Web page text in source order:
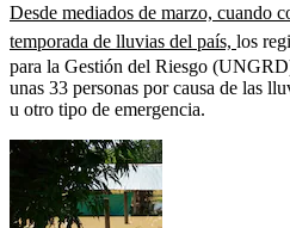
Desde mediados de marzo, cuando
temporada de lluvias del país, los
para la Gestión del Riesgo
unas 33 personas por causa de las
u otro tipo de emergencia.